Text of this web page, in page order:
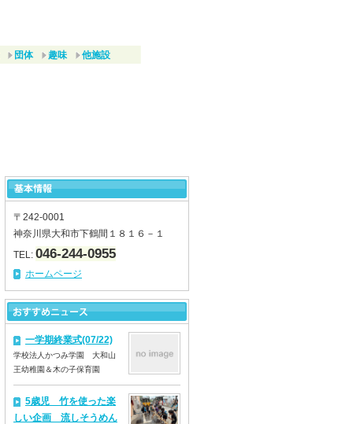
団体 趣味 他施設
〒242-0001
神奈川県大和市下鶴間１８１６－１
TEL: 046-244-0955
ホームページ
一学期終業式(07/22)
学校法人かつみ学園 大和山
王幼稚園＆木の子保育園
5歳児 竹を使った楽
しい企画 流しそうめん